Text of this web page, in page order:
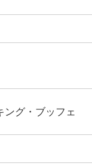
ング・ブッフェ